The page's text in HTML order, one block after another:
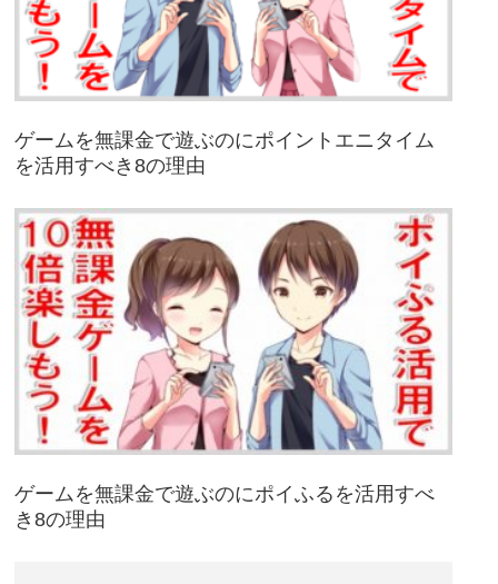
ゲームを無課金で遊ぶのにポイントエニタイム
を活用すべき8の理由
ゲームを無課金で遊ぶのにポイふるを活用すべ
き8の理由